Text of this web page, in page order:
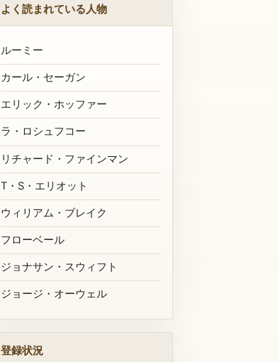
よく読まれている人物
ルーミー
カール・セーガン
エリック・ホッファー
ラ・ロシュフコー
リチャード・ファインマン
T・S・エリオット
ウィリアム・ブレイク
フローベール
ジョナサン・スウィフト
ジョージ・オーウェル
登録状況